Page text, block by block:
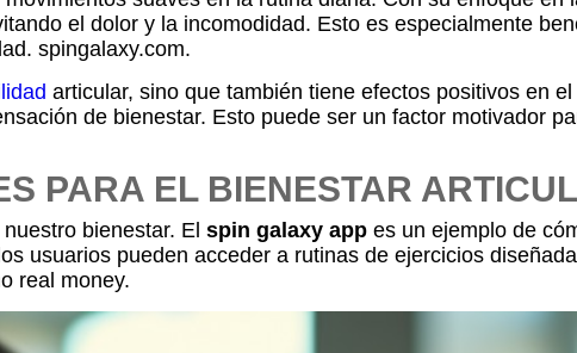
el dolor y la incomodidad. Esto es especialmente
spingalaxy.com.
articular, sino que también tiene efectos positivos en
de bienestar. Esto puede ser un factor motivador
PARA EL BIENESTAR
bienestar. El spin galaxy app es un ejemplo de
usuarios pueden acceder a rutinas de ejercicios
real money.